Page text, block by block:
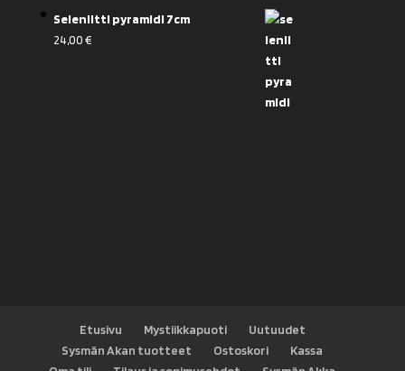
Seleniitti pyramidi 7cm
24,00€
Etusivu Mystiikkapuoti
Uutuudet
Sysmän Akan tuotteet
Ostoskori
Kassa